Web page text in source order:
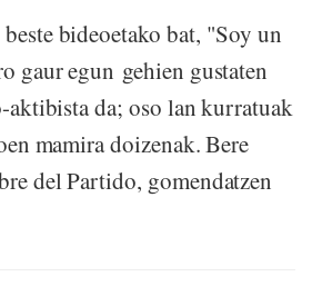
bideoetako bat, "Soy un
gaur egun gehien gustaten
aktibista da; oso lan kurratuak
mamira doizenak. Bere
del Partido, gomendatzen